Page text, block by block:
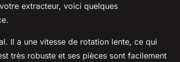
extracteur, voici quelques
Il a une vitesse de rotation lente, ce qui
très robuste et ses pièces sont facilement